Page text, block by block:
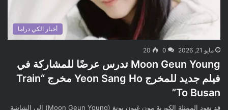
أخبار الكي دراما
مايو 21, 2026 0
20
Moon Geun Young تدرس عرضًا للمشاركة في
فيلم جديد للمخرج Yeon Sang Ho مخرج “Train
To Busan”
قد تعود الممثلة الكورية مون غيون يونغ (Moon Geun Young) إلى الشاشة